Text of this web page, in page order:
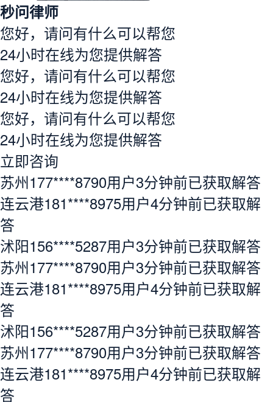
秒问律师
您好，请问有什么可以帮您
24小时在线为您提供解答
您好，请问有什么可以帮您
24小时在线为您提供解答
您好，请问有什么可以帮您
24小时在线为您提供解答
立即咨询
苏州177****8790用户3分钟前已获取解答
连云港181****8975用户4分钟前已获取解
答
沭阳156****5287用户3分钟前已获取解答
苏州177****8790用户3分钟前已获取解答
连云港181****8975用户4分钟前已获取解
答
沭阳156****5287用户3分钟前已获取解答
苏州177****8790用户3分钟前已获取解答
连云港181****8975用户4分钟前已获取解
答